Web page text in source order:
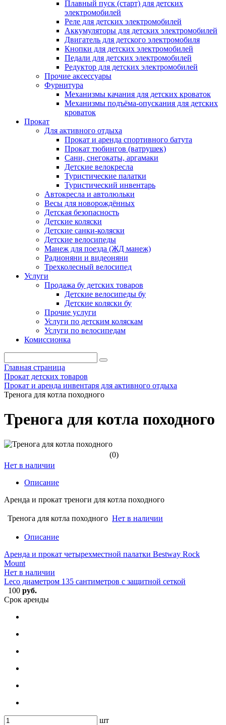
Плавный пуск (старт) для детских
электромобилей
Реле для детских электромобилей
Аккумуляторы для детских электромобилей
Двигатель для детского электромобиля
Кнопки для детских электромобилей
Педали для детских электромобилей
Редуктор для детских электромобилей
Прочие аксессуары
Фурнитура
Механизмы качания для детских кроваток
Механизмы подъёма-опускания для детских
кроваток
Прокат
Для активного отдыха
Прокат и аренда спортивного батута
Прокат тюбингов (ватрушек)
Сани, снегокаты, аргамаки
Детские велокресла
Туристические палатки
Туристический инвентарь
Автокресла и автолюльки
Весы для новорождённых
Детская безопасность
Детские коляски
Детские санки-коляски
Детские велосипеды
Манеж для поезда (ЖД манеж)
Радионяни и видеоняни
Трехколесный велосипед
Услуги
Продажа бу детских товаров
Детские велосипеды бу
Детские коляски бу
Прочие услуги
Услуги по детским коляскам
Услуги по велосипедам
Комиссионка
Главная страница
Прокат детских товаров
Прокат и аренда инвентаря для активного отдыха
Тренога для котла походного
Тренога для котла походного
(0)
Нет в наличии
Описание
Аренда и прокат треноги для котла походного
Тренога для котла походного Нет в наличии
Описание
Аренда и прокат четырехместной палатки Bestway Rock
Mount
Нет в наличии
Leco диаметром 135 сантиметров с защитной сеткой
100 руб.
Срок аренды
шт